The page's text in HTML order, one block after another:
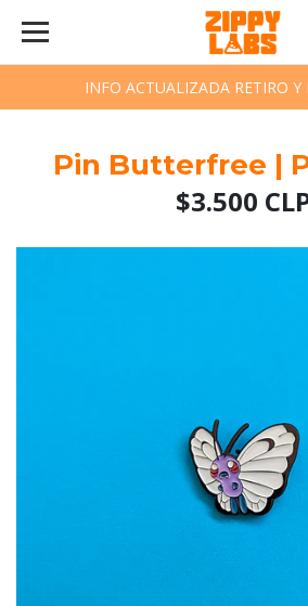
INFO ACTUALIZADA RETIRO Y
Pin Butterfree |
$3.500